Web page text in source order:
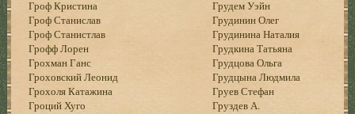
Гроф Кристина
Гроф Станислав
Гроф Станистлав
Грофф Лорен
Грохман Ганс
Гроховский Леонид
Грохоля Катажина
Гроций Хуго
Грудем Уэйн
Грудинин Олег
Грудинина Наталия
Грудкина Татьяна
Грудцова Ольга
Грудцына Людмила
Груев Стефан
Груздев А.